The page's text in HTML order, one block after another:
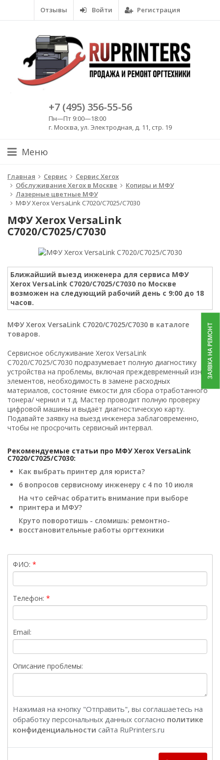
Отзывы Войти Регистрация
+7 (495) 356-55-56
Пн—Пт 9:00—18:00
г. Москва, ул. Электродная, д. 11, стр. 19
Меню
Главная Сервис
Сервис Xerox
Обслуживание Xerox в Москве
Копиры и МФУ
Лазерные цветные МФУ
МФУ Xerox VersaLink C7020/C7025/C7030
МФУ Xerox VersaLink
C7020/C7025/C7030
Ближайший выезд инженера для сервиса МФУ
Xerox VersaLink C7020/C7025/C7030 по Москве
возможен на следующий рабочий день с 9:00 до 18
часов.
МФУ Xerox VersaLink C7020/C7025/C7030 в каталоге
товаров.
Сервисное обслуживание Xerox VersaLink
C7020/C7025/C7030 подразумевает полную диагностику
устройства на проблемы, включая преждевременный износ
элементов, необходимость в замене расходных
материалов, состояние ёмкости для сбора отработанного
тонера/ чернил и т.д. Мастер проводит полную проверку
цифровой машины и выдаёт диагностическую карту.
Подавайте заявку на выезд инженера заблаговременно,
чтобы не просрочить сервисный интервал.
Рекомендуемые статьи про МФУ Xerox VersaLink
C7020/C7025/C7030:
Как выбрать принтер для юриста?
6 вопросов сервисному инженеру с 4 по 10 июля
На что сейчас обратить внимание при выборе
принтера и МФУ?
Круто поворотишь - сломишь: ремонтно-
восстановительные работы оргтехники
ФИО:
Телефон:
Email:
Описание проблемы:
Нажимая на кнопку "Отправить", вы соглашаетесь на
обработку персональных данных согласно политике
конфиденциальности сайта RuPrinters.ru
ЗАЯВКА НА РЕМОНТ